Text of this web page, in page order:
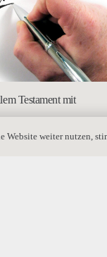
Testament mit
Website weiter nutzen,